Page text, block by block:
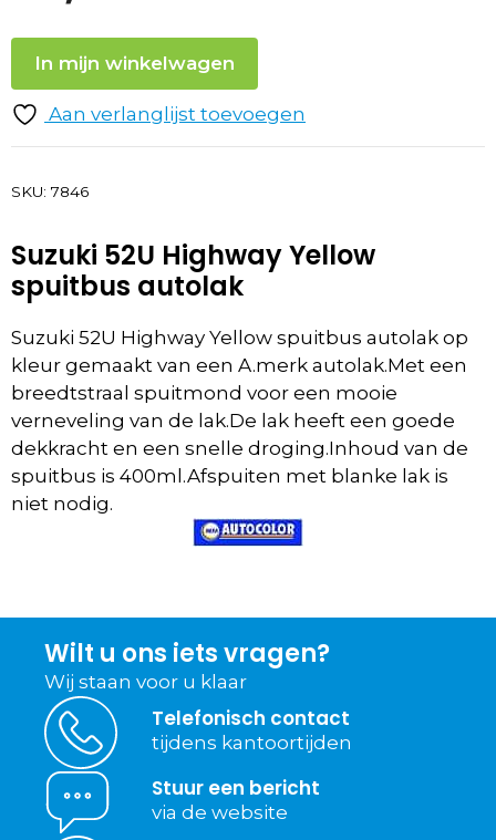
In mijn winkelwagen
Aan verlanglijst toevoegen
SKU: 7846
Suzuki 52U Highway Yellow
spuitbus autolak
Suzuki 52U Highway Yellow spuitbus autolak op
kleur gemaakt van een A.merk autolak.Met een
breedtstraal spuitmond voor een mooie
verneveling van de lak.De lak heeft een goede
dekkracht en een snelle droging.Inhoud van de
spuitbus is 400ml.Afspuiten met blanke lak is
niet nodig.
Wilt u ons iets vragen?
Wij staan voor u klaar
Telefonisch contact
tijdens kantoortijden
Stuur een bericht
via de website